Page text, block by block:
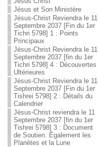
Jésus et Son Ministère
Jésus-Christ Reviendra le 11
Septembre 2037 [Fin du 1er
Tichri 5798] 1 : Points
Principaux
Jésus-Christ Reviendra le 11
Septembre 2037 [fin du 1er
Tichri 5798] 4 : Découvertes
Ultérieures
Jésus-Christ Reviendra le 11
Septembre 2037 [Fin du 1er
Tishrei 5798] 2 : Détails du
Calendrier
Jésus-Christ reviendra le 11
Septembre 2037 [fin du 1er
Tishrei 5798] 3 : Document
de Soutien. Également les
Planètes et la Lune